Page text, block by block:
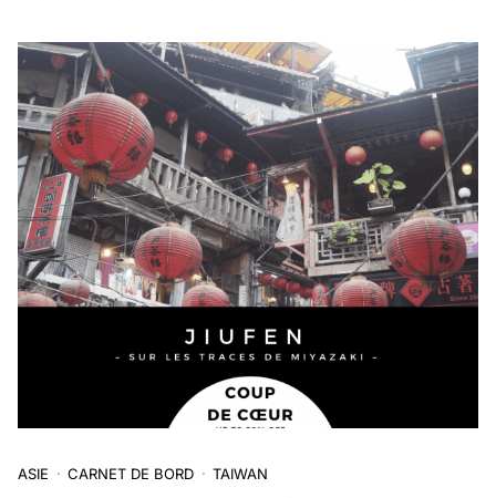
ASIE CARNET DE BORD TAIWAN